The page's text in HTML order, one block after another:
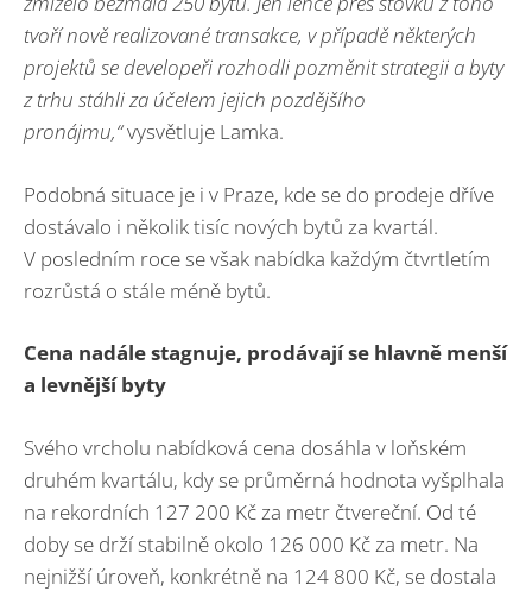
tvoří nově realizované transakce, v případě některých
projektů se developeři rozhodli pozměnit strategii a byty
z trhu stáhli za účelem jejich pozdějšího
pronájmu,“vysvětluje Lamka.
Podobná situace je i v Praze, kde se do prodeje dříve
dostávalo i několik tisíc nových bytů za kvartál.
V posledním roce se však nabídka každým čtvrtletím
rozrůstá o stále méně bytů.
Cena nadále stagnuje, prodávají se hlavně menší
a levnější byty
Svého vrcholu nabídková cena dosáhla v loňském
druhém kvartálu, kdy se průměrná hodnota vyšplhala
na rekordních 127 200 Kč za metr čtvereční. Od té
doby se drží stabilně okolo 126 000 Kč za metr. Na
nejnižší úroveň, konkrétně na 124 800 Kč, se dostala